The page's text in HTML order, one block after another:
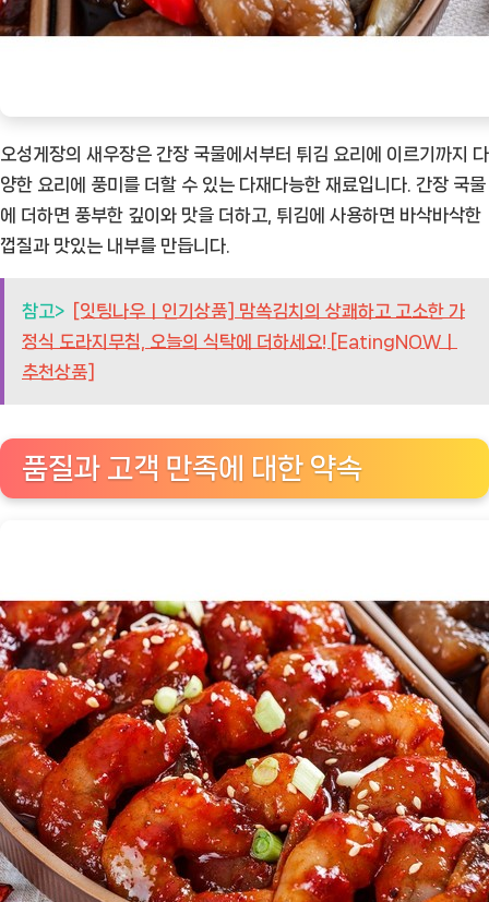
오성게장의 새우장은 간장 국물에서부터 튀김 요리에 이르기까지 다
양한 요리에 풍미를 더할 수 있는 다재다능한 재료입니다. 간장 국물
에 더하면 풍부한 깊이와 맛을 더하고, 튀김에 사용하면 바삭바삭한
껍질과 맛있는 내부를 만듭니다.
참고> [잇팅나우ㅣ인기상품] 맘쏙김치의 상쾌하고 고소한 가
정식 도라지무침, 오늘의 식탁에 더하세요! [EatingNOWㅣ
추천상품]
품질과 고객 만족에 대한 약속